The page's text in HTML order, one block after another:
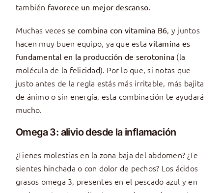
también favorece un mejor descanso.
Muchas vecesse combina con vitamina B6, y juntos
hacen muy buen equipo, ya que estavitamina es
fundamental en la producción de serotonina (la
molécula de la felicidad). Por lo que, si notas que
justo antes de la regla estás más irritable, más bajita
de ánimo o sin energía, esta combinación te ayudará
mucho.
Omega 3: alivio desde la inflamación
¿Tienes molestias en la zona baja del abdomen? ¿Te
sientes hinchada o con dolor de pechos? Los ácidos
grasos omega 3, presentes en el pescado azul y en